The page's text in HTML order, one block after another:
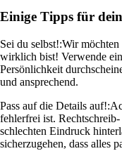
Einige Tipps für
Sei du selbst!:Wir möchten
wirklich bist! Verwende
Persönlichkeit
und ansprechend.
Pass auf die Details auf!:
fehlerfrei ist.
schlechten Eindruck
sicherzugehen, dass alles